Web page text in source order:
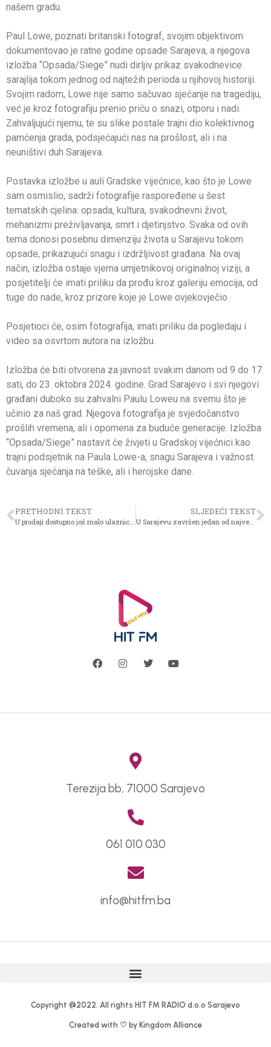
našem gradu.
Paul Lowe, poznati britanski fotograf, svojim objektivom
dokumentovao je ratne godine opsade Sarajeva, a njegova
izložba “Opsada/Siege” nudi dirljiv prikaz svakodnevice
sarajlija tokom jednog od najtežih perioda u njihovoj historiji.
Svojim radom, Lowe nije samo sačuvao sjećanje na tragediju,
već je kroz fotografiju prenio priču o snazi, otporu i nadi.
Zahvaljujući njemu, te su slike postale trajni dio kolektivnog
pamćenja grada, podsjećajući nas na prošlost, ali i na
neuništivi duh Sarajeva.
Postavka izložbe u auli Gradske vijećnice, kao što je Lowe
sam osmislio, sadrži fotografije raspoređene u šest
tematskih cjelina: opsada, kultura, svakodnevni život,
mehanizmi preživljavanja, smrt i djetinjstvo. Svaka od ovih
tema donosi posebnu dimenziju života u Sarajevu tokom
opsade, prikazujući snagu i izdržljivost građana. Na ovaj
način, izložba ostaje vjerna umjetnikovoj originalnoj viziji, a
posjetitelji će imati priliku da prođu kroz galeriju emocija, od
tuge do nade, kroz prizore koje je Lowe ovjekovječio.
Posjetioci će, osim fotografija, imati priliku da pogledaju i
video sa osvrtom autora na izložbu.
Izložba će biti otvorena za javnost svakim danom od 9 do 17
sati, do 23. oktobra 2024. godine. Grad Sarajevo i svi njegovi
građani duboko su zahvalni Paulu Loweu na svemu što je
učinio za naš grad. Njegova fotografija je svjedočanstvo
prošlih vremena, ali i opomena za buduće generacije. Izložba
“Opsada/Siege” nastavit će živjeti u Gradskoj vijećnici kao
trajni podsjetnik na Paula Lowe-a, snagu Sarajeva i važnost
čuvanja sjećanja na teške, ali i herojske dane.
PRETHODNI TEKST SLJEDEĆI TEKST
U Sarajevu završen jedan od najvećih komunikacijskih događaja u BiH
Terezija bb, 71000 Sarajevo
061 010 030
info@hitfm.ba
Copyright @2022. All rights HIT FM RADIO d.o.o Sarajevo
Created with ♡ by Kingdom Alliance